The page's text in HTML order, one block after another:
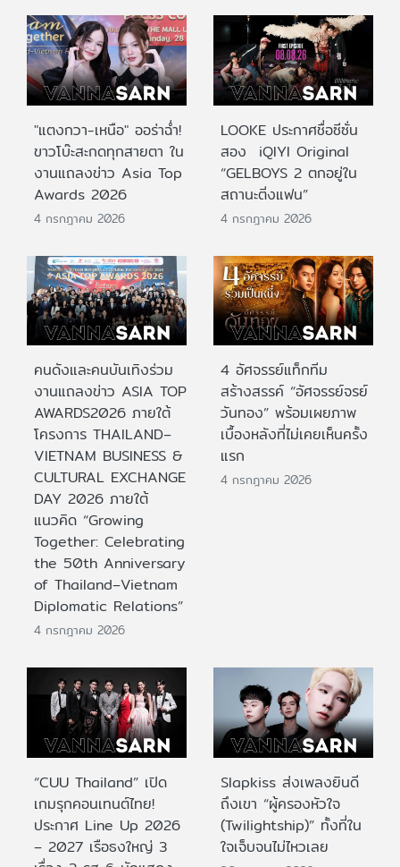
"แตงกวา-เหนือ" ออร่าฉ่ำ!
ขาวโบ๊ะสะกดทุกสายตา ใน
งานแถลงข่าว Asia Top
Awards 2026
4 กรกฎาคม 2026
LOOKE ประกาศชื่อซีซั่น
สอง iQIYI Original
“GELBOYS 2 ตกอยู่ใน
สถานะติ่งแฟน”
4 กรกฎาคม 2026
คนดังและคนบันเทิงร่วม
งานแถลงข่าว ASIA TOP
AWARDS2026 ภายใต้
โครงการ THAILAND–
VIETNAM BUSINESS &
CULTURAL EXCHANGE
DAY 2026 ภายใต้
แนวคิด “Growing
Together: Celebrating
the 50th Anniversary
of Thailand–Vietnam
Diplomatic Relations”
4 กรกฎาคม 2026
4 อัศจรรย์แท็กทีม
สร้างสรรค์ “อัศจรรย์จรย์
วันทอง” พร้อมเผยภาพ
เบื้องหลังที่ไม่เคยเห็นครั้ง
แรก
4 กรกฎาคม 2026
“CUU Thailand” เปิด
เกมรุกคอนเทนต์ไทย!
ประกาศ Line Up 2026
– 2027 เรือธงใหญ่ 3
Slapkiss ส่งเพลงยินดี
ถึงเขา “ผู้ครองหัวใจ
(Twilightship)” ทั้งที่ใน
ใจเจ็บจนไม่ไหวเลย